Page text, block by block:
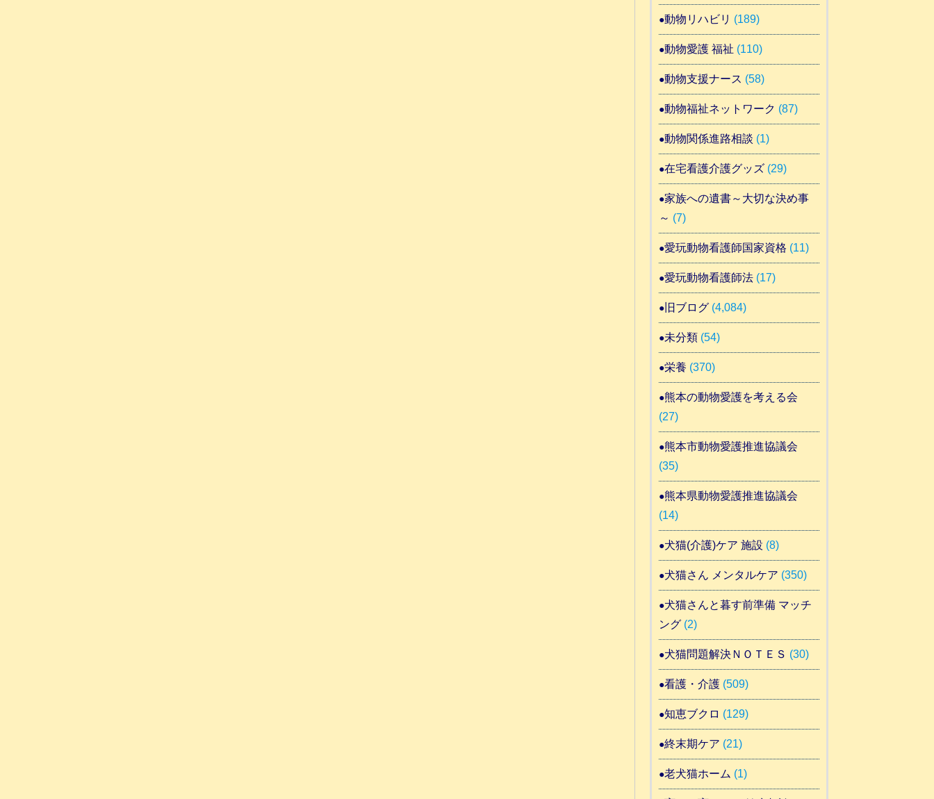
動物リハビリ (189)
動物愛護 福祉 (110)
動物支援ナース (58)
動物福祉ネットワーク (87)
動物関係進路相談 (1)
在宅看護介護グッズ(29)
家族への遺書～大切な決め事
～ (7)
愛玩動物看護師国家資格 (11)
愛玩動物看護師法(17)
旧ブログ(4,084)
未分類(54)
栄養 (370)
熊本の動物愛護を考える会
(27)
熊本市動物愛護推進協議会
(35)
熊本県動物愛護推進協議会
(14)
犬猫(介護)ケア 施設 (8)
犬猫さん メンタルケア (350)
犬猫さんと暮す前準備 マッチ
ング(2)
犬猫問題解決ＮＯＴＥＳ (30)
看護・介護(509)
知恵ブクロ (129)
終末期ケア (21)
老犬猫ホーム (1)